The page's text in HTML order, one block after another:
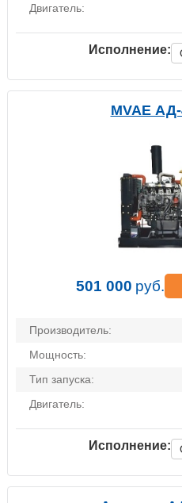
Двигатель:
Исполнение:
MVAE
501 000 руб.
Производитель:
Мощность:
Тип запуска:
Двигатель:
Исполнение: